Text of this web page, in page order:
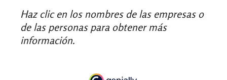
Haz clic en los nombres de las empresas o
de las personas para obtener más
información.